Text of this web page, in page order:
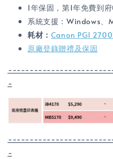
1年保固，第1年免費到
系統支援：Windows、
耗材： Canon PGI
原廠登錄贈禮及保固
-
-